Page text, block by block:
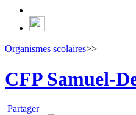
Organismes scolaires>>
CFP Samuel-
Partager